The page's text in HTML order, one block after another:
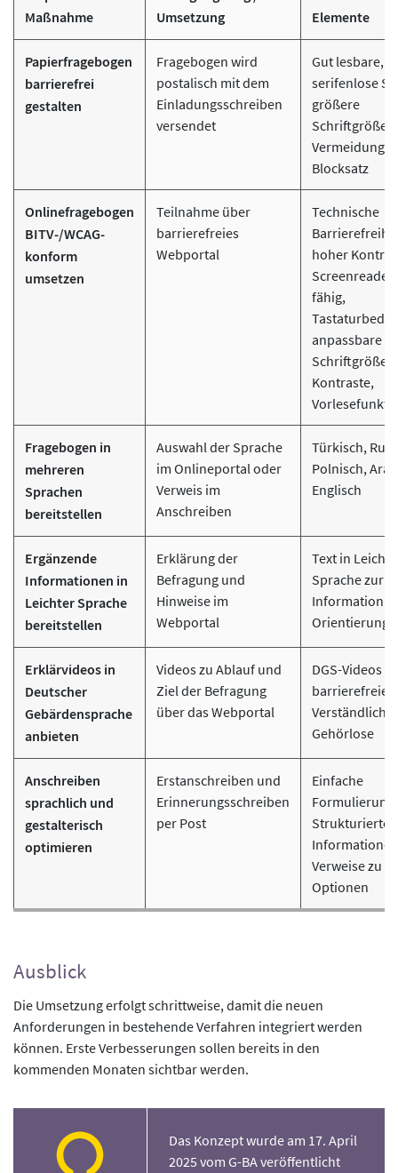
Maßnahme
Umsetzung
Elemente
Papierfragebogen
barrierefrei
gestalten
Fragebogen wird
postalisch mit dem
Einladungsschreiben
versendet
Gut lesbare,
serifenlose
größere
Schriftgrößen,
Vermeidung
Blocksatz
Onlinefragebogen
BITV-/WCAG-
konform
umsetzen
Teilnahme über
barrierefreies
Webportal
Technische
hoher
Screenreader-
fähig,
anpassbare
Kontraste,
Fragebogen in
mehreren
Sprachen
bereitstellen
Auswahl der Sprache
im Onlineportal oder
Verweis im
Anschreiben
Türkisch,
Polnisch,
Englisch
Ergänzende
Informationen in
Leichter Sprache
bereitstellen
Erklärung der
Befragung und
Hinweise im
Webportal
Text in
Sprache zur
Information
Orientierung
Erklärvideos in
Deutscher
Gebärdensprache
anbieten
Videos zu Ablauf und
Ziel der Befragung
über das Webportal
DGS-Videos
barrierefreien
Gehörlose
Anschreiben
sprachlich und
gestalterisch
optimieren
Erstanschreiben und
Erinnerungsschreiben
per Post
Einfache
Strukturierte
Verweise zu
Optionen
Ausblick
Die Umsetzung erfolgt schrittweise, damit die neuen
Anforderungen in bestehende Verfahren integriert werden
können. Erste Verbesserungen sollen bereits in den
kommenden Monaten sichtbar werden.
Das Konzept wurde am 17. April
2025 vom G-BA veröffentlicht